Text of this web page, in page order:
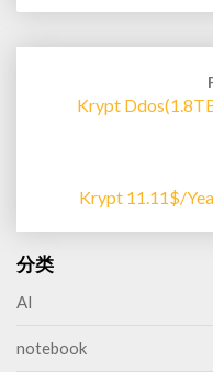
Krypt
Krypt 11.11$/
分类
AI
notebook